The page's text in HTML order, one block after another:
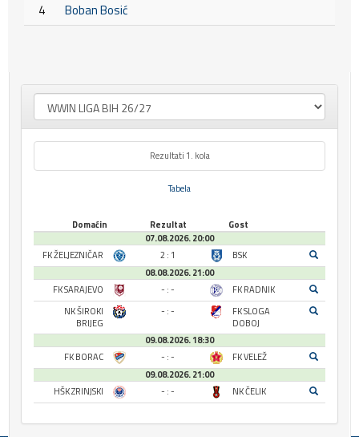
4
Boban Bosić
Rezultati 1. kola
Tabela
Domaćin Rezultat
Gost
07.08.2026. 20:00
FK ŽELJEZNIČAR
2 : 1
BSK
08.08.2026. 21:00
FK SARAJEVO
- : -
FK RADNIK
NK ŠIROKI
BRIJEG
- : -
FK SLOGA
DOBOJ
09.08.2026. 18:30
FK BORAC
- : -
FK VELEŽ
09.08.2026. 21:00
HŠK ZRINJSKI
- : - NK ČELIK